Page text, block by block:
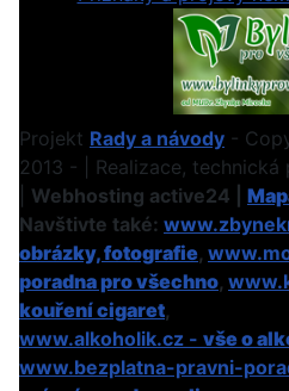
Projekt Rady a návody -
2013 - | Realizace, technická
Webhosting active24 |
Navštivte také:
obrázky, fotografie,
poradna pro všechno,
kouření cigaret,
www.alkoholik.cz - vše o
www.bezplatna-pravni-